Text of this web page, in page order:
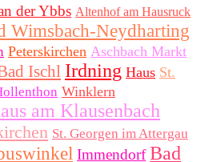
der Ybbs Altenhof am Hausruck
Wimsbach-Neydharting
Peterskirchen Aschbach Markt
Ischl Irdning Haus St.
Winklern
am Klausenbach
St. Georgen im Attergau
Immendorf Bad